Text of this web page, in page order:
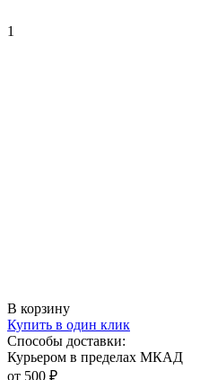
1
В корзину
Купить в один клик
Способы доставки:
Курьером в пределах МКАД
от 500 ₽